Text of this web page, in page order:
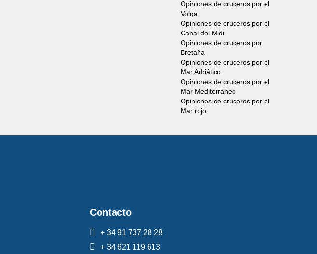
Opiniones de cruceros por el
Volga
Opiniones de cruceros por el
Canal del Midi
Opiniones de cruceros por
Bretaña
Opiniones de cruceros por el
Mar Adriático
Opiniones de cruceros por el
Mar Mediterráneo
Opiniones de cruceros por el
Mar rojo
Contacto
+ 34 91 737 28 28
+ 34 621 119 613